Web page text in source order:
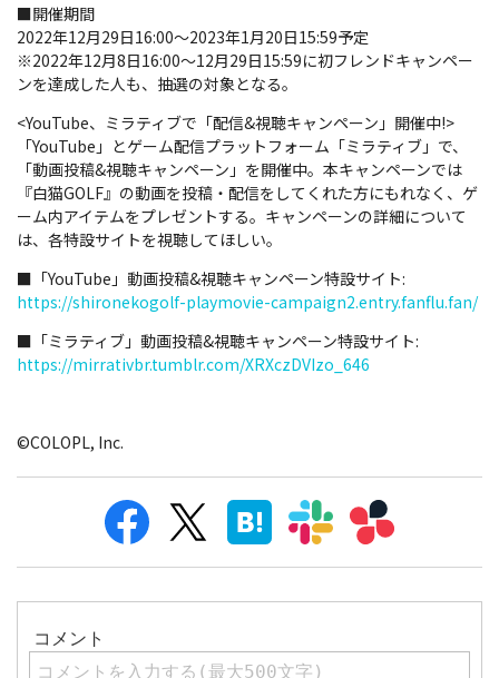
■開催期間
2022年12月29日16:00～2023年1月20日15:59予定
※2022年12月8日16:00～12月29日15:59に初フレンドキャンペー
ンを達成した人も、抽選の対象となる。
<YouTube、ミラティブで「配信&視聴キャンペーン」開催中!>
「YouTube」とゲーム配信プラットフォーム「ミラティブ」で、
「動画投稿&視聴キャンペーン」を開催中。本キャンペーンでは
『白猫GOLF』の動画を投稿・配信をしてくれた方にもれなく、ゲ
ーム内アイテムをプレゼントする。キャンペーンの詳細について
は、各特設サイトを視聴してほしい。
■「YouTube」動画投稿&視聴キャンペーン特設サイト:
https://shironekogolf-playmovie-campaign2.entry.fanflu.fan/
■「ミラティブ」動画投稿&視聴キャンペーン特設サイト:
https://mirrativbr.tumblr.com/XRXczDVIzo_646
©COLOPL, Inc.